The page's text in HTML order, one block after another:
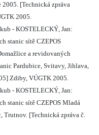
[Technická zpráva
2005.
- KOSTELECKÝ, Jan:
stanic sítě CZEPOS
a revidovaných
Pardubice, Svitavy, Jihlava,
Zdiby, VÚGTK 2005.
- KOSTELECKÝ, Jan:
stanic sítě CZEPOS Mladá
Trutnov. [Technická zpráva č.